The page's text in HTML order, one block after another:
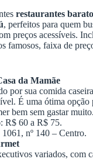
restaurantes
, perfeitos para quem
preços acessíveis.
famosos, faixa de
da Mamãe
por sua comida
É uma ótima opção
bem sem gastar
R$ 60 a R$ 75.
nº 140 – Centro.
variados, com